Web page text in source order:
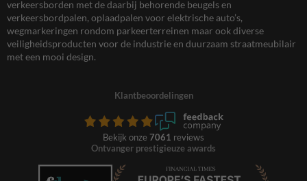
verkeersborden met de daarbij behorende beugels en
verkeersbordpalen, oplaadpalen voor elektrische auto’s,
wegmarkeringen rondom parkeerterreinen maar ook diverse
veiligheidsproducten voor de industrie en duurzaam straatmeubilair
met een mooi design.
Klantbeoordelingen
Bekijk onze 7061 reviews
Ontvanger prestigieuze awards